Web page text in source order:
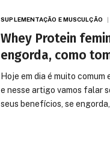
SUPLEMENTAÇÃO E MUSCULÇÃO
Whey Protein
engorda, como
Hoje em dia é muito
e nesse artigo vamos falar
seus benefícios, se